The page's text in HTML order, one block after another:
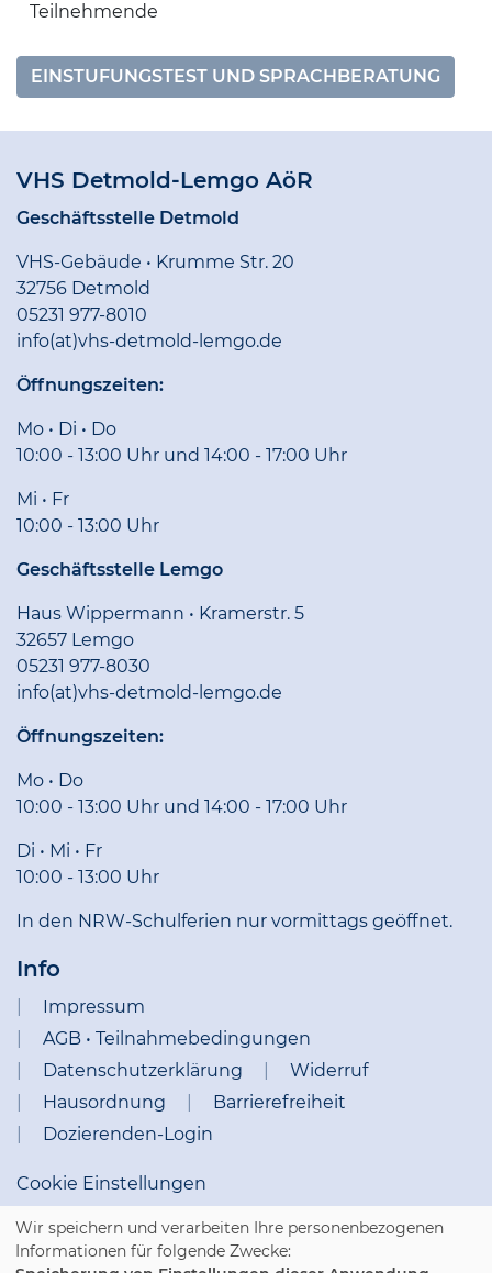
Teilnehmende
EINSTUFUNGSTEST UND SPRACHBERATUNG
VHS Detmold-Lemgo AöR
Geschäftsstelle Detmold
VHS-Gebäude • Krumme Str. 20
32756 Detmold
05231 977-8010
info(at)vhs-detmold-lemgo.de
Öffnungszeiten:
Mo • Di • Do
10:00 - 13:00 Uhr und 14:00 - 17:00 Uhr
Mi • Fr
10:00 - 13:00 Uhr
Geschäftsstelle Lemgo
Haus Wippermann • Kramerstr. 5
32657 Lemgo
05231 977-8030
info(at)vhs-detmold-lemgo.de
Öffnungszeiten:
Mo • Do
10:00 - 13:00 Uhr und 14:00 - 17:00 Uhr
Di • Mi • Fr
10:00 - 13:00 Uhr
In den NRW-Schulferien nur vormittags geöffnet.
Info
Impressum
AGB • Teilnahmebedingungen
Datenschutzerklärung
Widerruf
Hausordnung
Barrierefreiheit
Dozierenden-Login
Cookie Einstellungen
Wir speichern und verarbeiten Ihre personenbezogenen
Informationen für folgende Zwecke: